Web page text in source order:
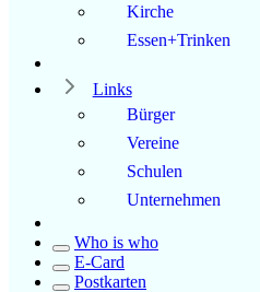
Kirche
Essen+Trinken
Links
Bürger
Vereine
Schulen
Unternehmen
Who is who
E-Card
Postkarten